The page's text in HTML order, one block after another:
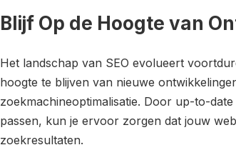
Blijf Op de Hoogte van
Het landschap van SEO evolueert
hoogte te blijven van nieuwe
zoekmachineoptimalisatie. Door up-to-
passen, kun je ervoor zorgen dat jouw
zoekresultaten.